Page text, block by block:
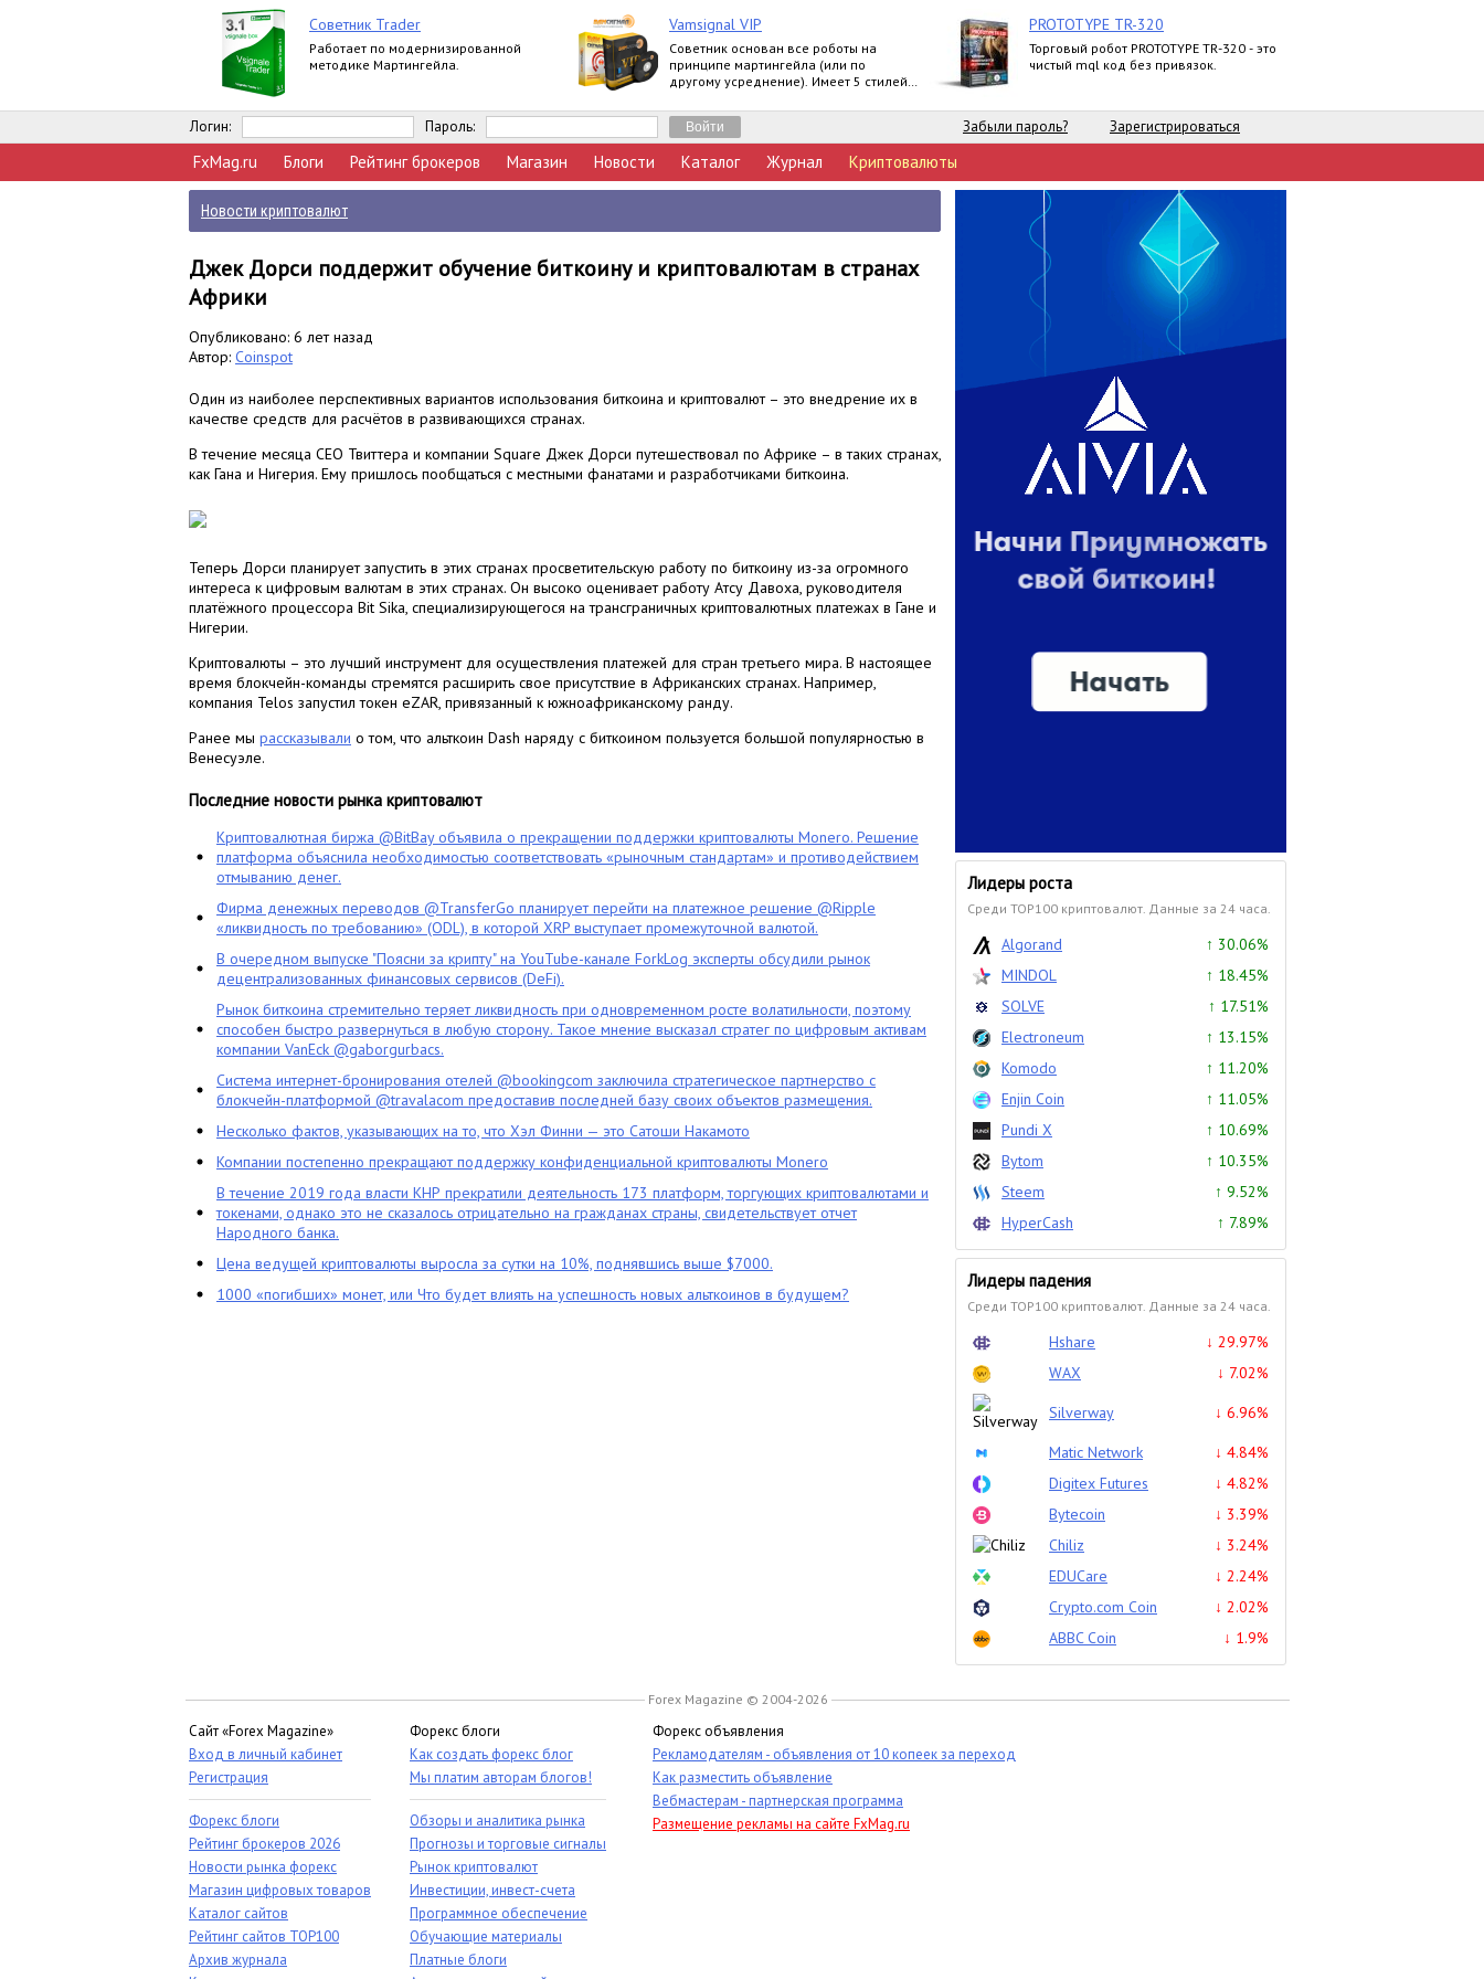
Советник Trader
Работает по модернизированной
методике Мартингейла.
Vamsignal VIP
Советник основан все роботы на
принципе мартингейла (или по
другому усреднение). Имеет 5 стилей
PROTOTYPE TR-320
Торговый робот PROTOTYPE TR-320 - это
чистый mql код без привязок.
Логин: Пароль: Забыли пароль? Зарегистрироваться
FxMag.ru Блоги Рейтинг брокеров Магазин Новости Каталог Журнал Криптовалюты
Новости криптовалют
Джек Дорси поддержит обучение биткоину и криптовалютам в странах
Африки
Опубликовано: 6 лет назад
Автор: Coinspot
Один из наиболее перспективных вариантов использования биткоина и криптовалют – это внедрение их в
качестве средств для расчётов в развивающихся странах.
В течение месяца CEO Твиттера и компании Square Джек Дорси путешествовал по Африке – в таких странах,
как Гана и Нигерия. Ему пришлось пообщаться с местными фанатами и разработчиками биткоина.
Теперь Дорси планирует запустить в этих странах просветительскую работу по биткоину из-за огромного
интереса к цифровым валютам в этих странах. Он высоко оценивает работу Атсу Давоха, руководителя
платёжного процессора Bit Sika, специализирующегося на трансграничных криптовалютных платежах в Гане и
Нигерии.
Криптовалюты – это лучший инструмент для осуществления платежей для стран третьего мира. В настоящее
время блокчейн-команды стремятся расширить свое присутствие в Африканских странах. Например,
компания Telos запустил токен eZAR, привязанный к южноафриканскому ранду.
Ранее мы рассказывали о том, что альткоин Dash наряду с биткоином пользуется большой популярностью в
Венесуэле.
Последние новости рынка криптовалют
Криптовалютная биржа @BitBay объявила о прекращении поддержки криптовалюты Monero. Решение
платформа объяснила необходимостью соответствовать «рыночным стандартам» и противодействием
отмыванию денег.
Фирма денежных переводов @TransferGo планирует перейти на платежное решение @Ripple
«ликвидность по требованию» (ODL), в которой XRP выступает промежуточной валютой.
В очередном выпуске "Поясни за крипту" на YouTube-канале ForkLog эксперты обсудили рынок
децентрализованных финансовых сервисов (DeFi).
Рынок биткоина стремительно теряет ликвидность при одновременном росте волатильности, поэтому
способен быстро развернуться в любую сторону. Такое мнение высказал стратег по цифровым активам
компании VanEck @gaborgurbacs.
Система интернет-бронирования отелей @bookingcom заключила стратегическое партнерство с
блокчейн-платформой @travalacom предоставив последней базу своих объектов размещения.
Несколько фактов, указывающих на то, что Хэл Финни — это Сатоши Накамото
Компании постепенно прекращают поддержку конфиденциальной криптовалюты Monero
В течение 2019 года власти КНР прекратили деятельность 173 платформ, торгующих криптовалютами и
токенами, однако это не сказалось отрицательно на гражданах страны, свидетельствует отчет
Народного банка.
Цена ведущей криптовалюты выросла за сутки на 10%, поднявшись выше $7000.
1000 «погибших» монет, или Что будет влиять на успешность новых альткоинов в будущем?
Лидеры роста
Среди TOP100 криптовалют. Данные за 24 часа.
Algorand
↑ 30.06%
MINDOL
↑ 18.45%
SOLVE
↑ 17.51%
Electroneum
↑ 13.15%
Komodo
↑ 11.20%
Enjin Coin
↑ 11.05%
Pundi X
↑ 10.69%
Bytom
↑ 10.35%
Steem
↑ 9.52%
HyperCash
↑ 7.89%
Лидеры падения
Среди TOP100 криптовалют. Данные за 24 часа.
Hshare
↓ 29.97%
WAX
↓ 7.02%
Silverway
↓ 6.96%
Matic Network
↓ 4.84%
Digitex Futures
↓ 4.82%
Bytecoin
↓ 3.39%
Chiliz
↓ 3.24%
EDUCare
↓ 2.24%
Crypto.com Coin
↓ 2.02%
ABBC Coin
↓ 1.9%
Forex Magazine © 2004-2026
Сайт «Forex Magazine»
Вход в личный кабинет
Регистрация
Форекс блоги
Рейтинг брокеров 2026
Новости рынка форекс
Магазин цифровых товаров
Каталог сайтов
Рейтинг сайтов TOP100
Архив журнала
Форекс блоги
Как создать форекс блог
Мы платим авторам блогов!
Обзоры и аналитика рынка
Прогнозы и торговые сигналы
Рынок криптовалют
Инвестиции, инвест-счета
Программное обеспечение
Обучающие материалы
Платные блоги
Форекс объявления
Рекламодателям - объявления от 10 копеек за переход
Как разместить объявление
Вебмастерам - партнерская программа
Размещение рекламы на сайте FxMag.ru